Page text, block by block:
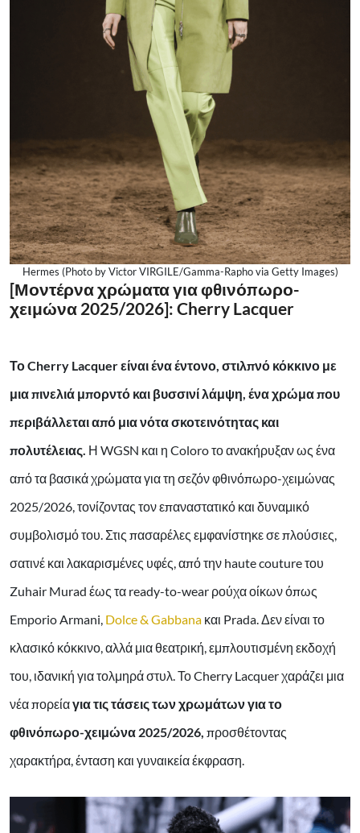
Hermes (Photo by Victor VIRGILE/Gamma-Rapho via Getty Images)
[Μοντέρνα χρώματα για φθινόπωρο-
χειμώνα 2025/2026]: Cherry Lacquer
Το Cherry Lacquer είναι ένα έντονο, στιλπνό κόκκινο με
μια πινελιά μπορντό και βυσσινί λάμψη, ένα χρώμα που
περιβάλλεται από μια νότα σκοτεινότητας και
πολυτέλειας. Η WGSN και η Coloro το ανακήρυξαν ως ένα
από τα βασικά χρώματα για τη σεζόν φθινόπωρο-χειμώνας
2025/2026, τονίζοντας τον επαναστατικό και δυναμικό
συμβολισμό του. Στις πασαρέλες εμφανίστηκε σε πλούσιες,
σατινέ και λακαρισμένες υφές, από την haute couture του
Zuhair Murad έως τα ready-to-wear ρούχα οίκων όπως
Emporio Armani, Dolce & Gabbana και Prada. Δεν είναι το
κλασικό κόκκινο, αλλά μια θεατρική, εμπλουτισμένη εκδοχή
του, ιδανική για τολμηρά στυλ. Το Cherry Lacquer χαράζει μια
νέα πορείαγια τις τάσεις των χρωμάτων για το
φθινόπωρο-χειμώνα 2025/2026, προσθέτοντας
χαρακτήρα, ένταση και γυναικεία έκφραση.